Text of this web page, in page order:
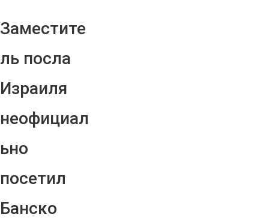
Заместите
ль посла
Израиля
неофициал
ьно
посетил
Банско